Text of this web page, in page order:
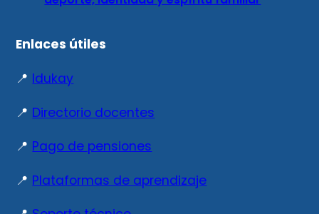
Enlaces útiles
📍 Idukay
📍 Directorio docentes
📍 Pago de pensiones
📍 Plataformas de aprendizaje